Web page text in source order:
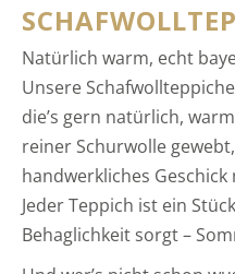
Natürlich warm, echt
Unsere
die’s gern natürlich,
reiner Schurwolle
handwerkliches
Jeder Teppich ist ein
Behaglichkeit sorgt –